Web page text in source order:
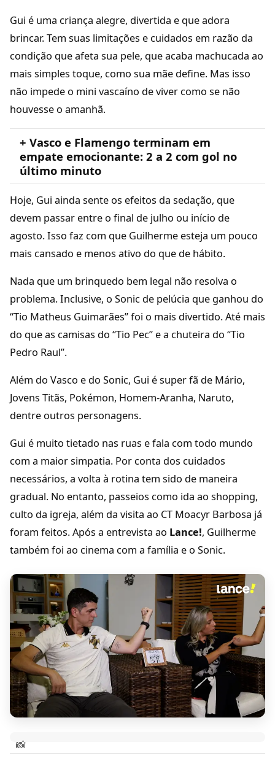
Gui é uma criança alegre, divertida e que adora
brincar. Tem suas limitações e cuidados em razão da
condição que afeta sua pele, que acaba machucada ao
mais simples toque, como sua mãe define. Mas isso
não impede o mini vascaíno de viver como se não
houvesse o amanhã.
+ Vasco e Flamengo terminam em
empate emocionante: 2 a 2 com gol no
último minuto
Hoje, Gui ainda sente os efeitos da sedação, que
devem passar entre o final de julho ou início de
agosto. Isso faz com que Guilherme esteja um pouco
mais cansado e menos ativo do que de hábito.
Nada que um brinquedo bem legal não resolva o
problema. Inclusive, o Sonic de pelúcia que ganhou do
“Tio Matheus Guimarães” foi o mais divertido. Até mais
do que as camisas do “Tio Pec” e a chuteira do “Tio
Pedro Raul”.
Além do Vasco e do Sonic, Gui é super fã de Mário,
Jovens Titãs, Pokémon, Homem-Aranha, Naruto,
dentre outros personagens.
Gui é muito tietado nas ruas e fala com todo mundo
com a maior simpatia. Por conta dos cuidados
necessários, a volta à rotina tem sido de maneira
gradual. No entanto, passeios como ida ao shopping,
culto da igreja, além da visita ao CT Moacyr Barbosa já
foram feitos. Após a entrevista ao Lance!, Guilherme
também foi ao cinema com a família e o Sonic.